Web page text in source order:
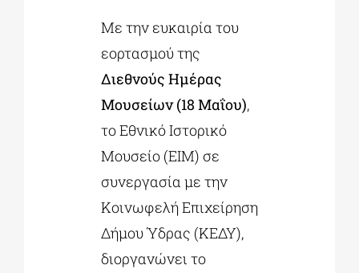
ΕΚΠΑΙΔΕΥΤΙΚΑ ΙΔΡΥΜΑΤΑ
ΠΟΛΙΤΙΣΤΙΚΟΙ ΦΟΡΕΙΣ
Με την ευκαιρία του
εορτασμού της
Διεθνούς Ημέρας
Μουσείων (18 Μαΐου),
το Εθνικό Ιστορικό
Μουσείο (ΕΙΜ) σε
συνεργασία με την
Κοινωφελή Επιχείρηση
Δήμου Ύδρας (ΚΕΔΥ),
διοργανώνει το